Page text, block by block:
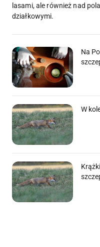
lasami, ale również nad
działkowymi.
Na
W